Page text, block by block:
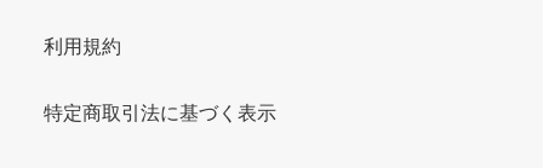
利用規約
特定商取引法に基づく表示